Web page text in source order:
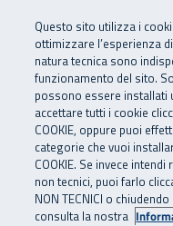
Vai al menu principale
Vai al contenuto
Vai al FooterDa cellulare
SuperAbile - il Contact
Navigazione
Questo sito utilizza i
ottimizzare l’esperienza
natura tecnica sono
funzionamento del sito.
possono essere installati
accettare tutti i cookie
COOKIE, oppure puoi
categorie che vuoi
COOKIE. Se invece
non tecnici, puoi farlo
NON TECNICI o
consulta la nostra